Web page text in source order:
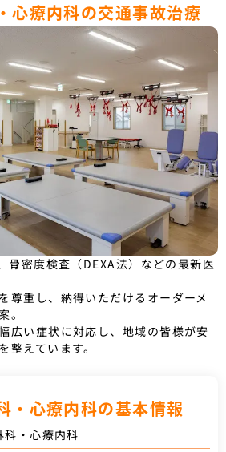
心療内科の交通事故治療
骨密度検査（DEXA法）などの最新医
尊重し、納得いただけるオーダーメ
。
広い症状に対応し、地域の皆様が安
整えています。
・心療内科の基本情報
科・心療内科